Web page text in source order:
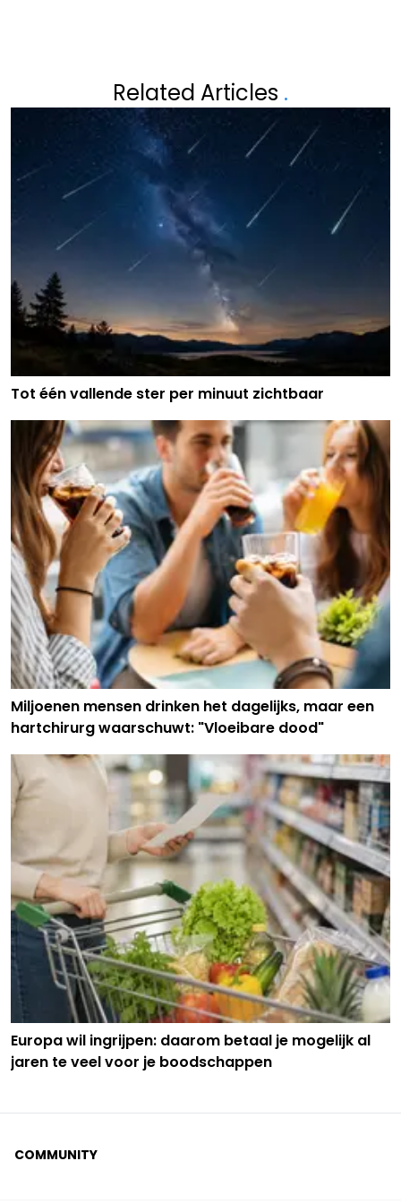
Related Articles .
Tot één vallende ster per minuut zichtbaar
Miljoenen mensen drinken het dagelijks, maar een
hartchirurg waarschuwt: "Vloeibare dood"
Europa wil ingrijpen: daarom betaal je mogelijk al
jaren te veel voor je boodschappen
COMMUNITY